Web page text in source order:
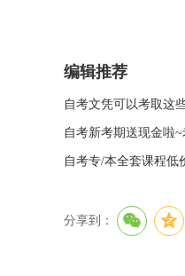
编辑推荐
自考文凭可以考取这
自考新考期送现金啦
自考专/本全套课程低
分享到：